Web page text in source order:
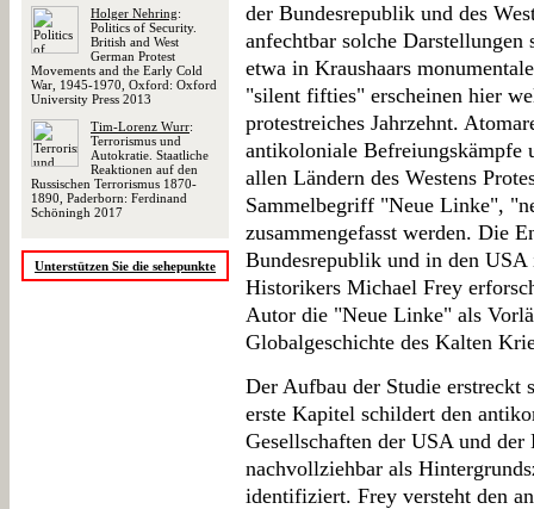
Holger Nehring:
Politics of Security.
British and West
German Protest
Movements and the Early Cold
War, 1945-1970, Oxford: Oxford
University Press 2013
Tim-Lorenz Wurr:
Terrorismus und
Autokratie. Staatliche
Reaktionen auf den
Russischen Terrorismus 1870-
1890, Paderborn: Ferdinand
Schöningh 2017
Unterstützen Sie die sehepunkte
der Bundesrepublik und des
anfechtbar solche
etwa in Kraushaars
"silent fifties" erscheinen hier
protestreiches Jahrzehnt.
antikoloniale Befreiungskämpfe
allen Ländern des Westens
Sammelbegriff "Neue Linke",
zusammengefasst werden. Die
Bundesrepublik und in den
Historikers Michael Frey
Autor die "Neue Linke" als
Globalgeschichte des Kalten
Der Aufbau der Studie erstreckt
erste Kapitel schildert den
Gesellschaften der USA und
nachvollziehbar als
identifiziert. Frey versteht den